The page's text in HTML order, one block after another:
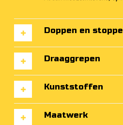
Doppen en
Draaggrepen
Kunststoffen
Maatwerk